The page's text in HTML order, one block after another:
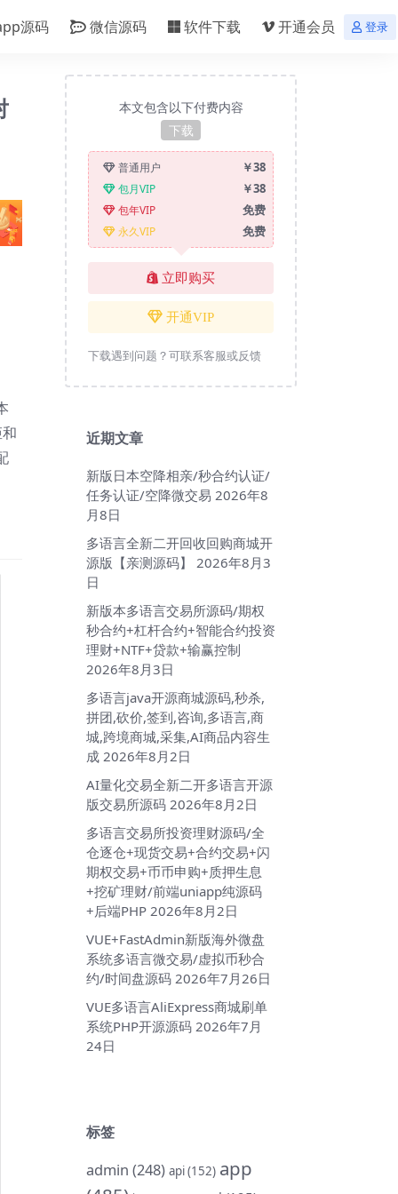
源码 微信源码 软件下载 开通会员 登录
本文包含以下付费内容
下载
普通用户 ￥38
包月VIP ￥38
包年VIP 免费
永久VIP 免费
立即购买
开通VIP
下载遇到问题？可联系客服或反馈
近期文章
新版日本空降相亲/秒合约认证/
任务认证/空降微交易 2026年8
月8日
多语言全新二开回收回购商城开
源版【亲测源码】
2026年8月3
日
新版本多语言交易所源码/期权
秒合约+杠杆合约+智能合约投资
理财+NTF+贷款+输赢控制
2026年8月3日
多语言java开源商城源码,秒杀,
拼团,砍价,签到,咨询,多语言,商
城,跨境商城,采集,AI商品内容生
成 2026年8月2日
AI量化交易全新二开多语言开源
版交易所源码 2026年8月2日
多语言交易所投资理财源码/全
仓逐仓+现货交易+合约交易+闪
期权交易+币币申购+质押生息
+挖矿理财/前端uniapp纯源码
+后端PHP 2026年8月2日
VUE+FastAdmin新版海外微盘
系统多语言微交易/虚拟币秒合
约/时间盘源码 2026年7月26日
VUE多语言AliExpress商城刷单
系统PHP开源源码 2026年7月
24日
标签
admin (248) api(152) app